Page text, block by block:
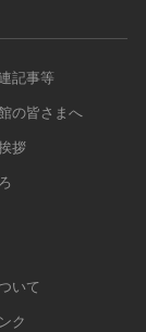
記事等
の皆さまへ
拶
いて
ク